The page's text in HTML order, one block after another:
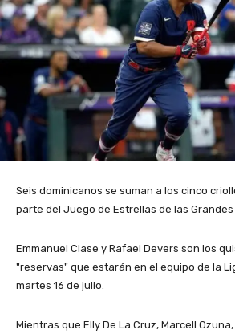
Seis dominicanos se suman a los cinco
parte del Juego de Estrellas de las Grandes
Emmanuel Clase y Rafael Devers son los
"reservas" que estarán en el equipo de la
martes 16 de julio.
Mientras que Elly De La Cruz, Marcell